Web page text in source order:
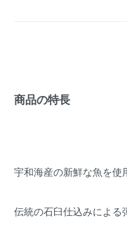
商品の特長
宇和海産の新鮮な魚を使
伝統の石臼仕込みによる